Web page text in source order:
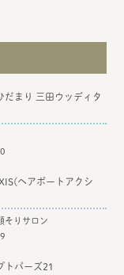
だまり 三田ウッディタ
ヘアポートアクシ
そりサロン
トパーズ21